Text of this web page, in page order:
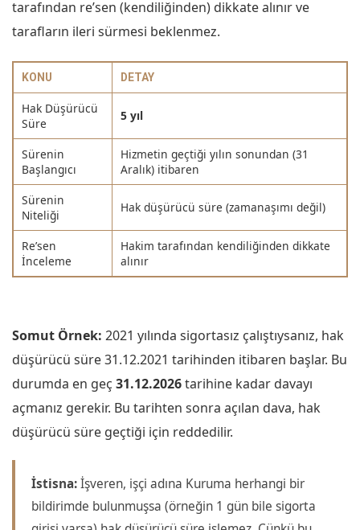
tarafından re’sen (kendiliğinden) dikkate alınır ve
tarafların ileri sürmesi beklenmez.
KONU DETAY
Hak Düşürücü
Süre
5 yıl
Sürenin
Başlangıcı
Hizmetin geçtiği yılın sonundan (31
Aralık) itibaren
Sürenin
Niteliği
Hak düşürücü süre (zamanaşımı değil)
Re’sen
İnceleme
Hakim tarafından kendiliğinden dikkate
alınır
Somut Örnek: 2021 yılında sigortasız çalıştıysanız, hak
düşürücü süre 31.12.2021 tarihinden itibaren başlar. Bu
durumda en geç 31.12.2026tarihine kadar davayı
açmanız gerekir. Bu tarihten sonra açılan dava, hak
düşürücü süre geçtiği için reddedilir.
İstisna:İşveren, işçi adına Kuruma herhangi bir
bildirimde bulunmuşsa (örneğin 1 gün bile sigorta